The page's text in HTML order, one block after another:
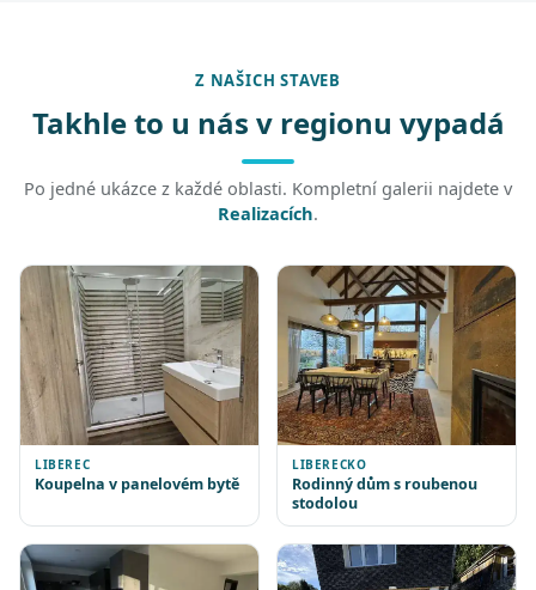
Z NAŠICH STAVEB
Takhle to u nás v regionu vypadá
Po jedné ukázce z každé oblasti. Kompletní galerii najdete v
Realizacích.
LIBEREC
Koupelna v panelovém bytě
LIBERECKO
Rodinný dům s roubenou
stodolou